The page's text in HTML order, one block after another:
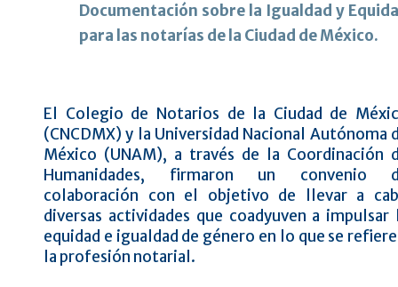
Documentación sobre la Igualdad y
para las notarías de la Ciudad de México.
El Colegio de Notarios de la Ciudad de
(CNCDMX) y la Universidad Nacional Autónoma
México (UNAM), a través de la Coordinación
Humanidades, firmaron un convenio
colaboración con el objetivo de llevar a
diversas actividades que coadyuven a impulsar
equidad e igualdad de género en lo que se
la profesión notarial.